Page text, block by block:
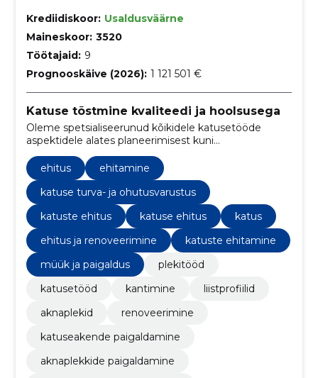
Krediidiskoor: Usaldusväärne
Maineskoor: 3520
Töötajaid: 9
Prognooskäive (2026): 1 121 501 €
Katuse tõstmine kvaliteedi ja hoolsusega
Oleme spetsialiseerunud kõikidele katusetööde
aspektidele alates planeerimisest kuni
lõppviimistluseni. Pakume personaalseid teenuseid,
õiglasi hindu ja tööde õigeaegset teostamist.
ehitus
ehitamine
katuse turva- ja ohutusvarustus
katuste ehitus
katuse ehitus
katus
ehitus ja renoveerimine
katuste ehitamine
müük ja paigaldus
plekitööd
katusetööd
kantimine
liistprofiilid
aknaplekid
renoveerimine
katuseakende paigaldamine
aknaplekkide paigaldamine